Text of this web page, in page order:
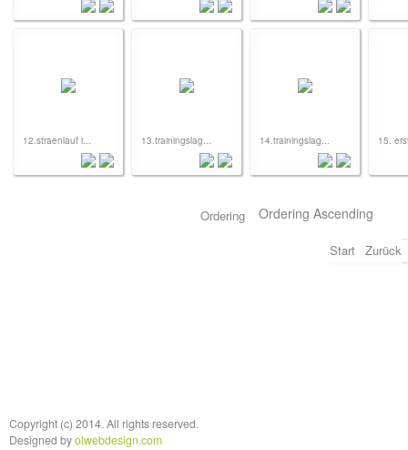
12.straenlauf i... 13.trainingslag... 14.trainingslag... 15.
Ordering
Start Zurück
Copyright (c) 2014. All rights reserved.
Designed byolwebdesign.com